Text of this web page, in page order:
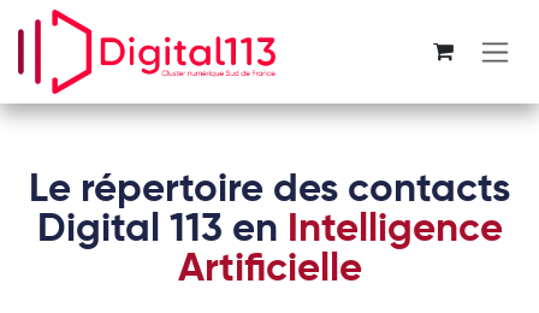
Se rendre au contenu
Le répertoire des contacts
Digital 113 en Intelligence
Artificielle